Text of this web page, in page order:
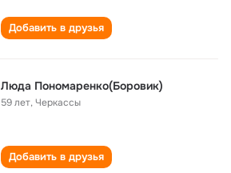
Добавить в друзья
Люда Пономаренко(Боровик)
59 лет,Черкассы
Добавить в друзья